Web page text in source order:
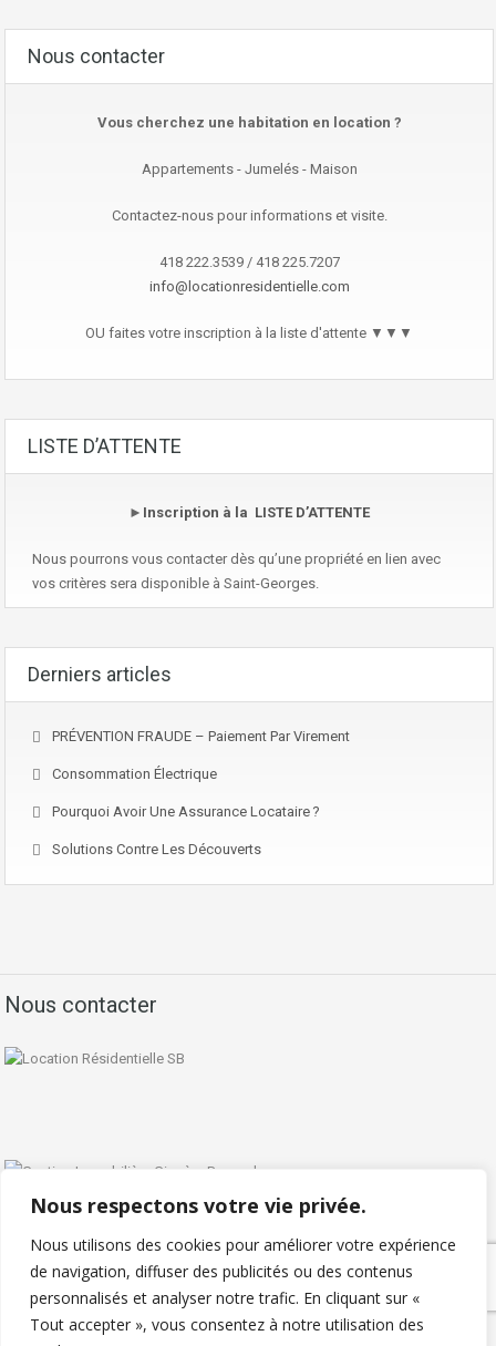
Nous respectons votre vie privée.
Nous utilisons des cookies pour améliorer votre expérience
de navigation, diffuser des publicités ou des contenus
personnalisés et analyser notre trafic. En cliquant sur «
Tout accepter », vous consentez à notre utilisation des
Nous contacter
Vous cherchez une habitation en location ?
Appartements - Jumelés - Maison
Contactez-nous pour informations et visite.
418 222.3539 / 418 225.7207
info@locationresidentielle.com
OU faites votre inscription à la liste d'attente ▼▼▼
LISTE D’ATTENTE
► Inscription à la LISTE D’ATTENTE
Nous pourrons vous contacter dès qu’une propriété en lien avec
vos critères sera disponible à Saint-Georges.
Derniers articles
PRÉVENTION FRAUDE – Paiement Par Virement
Consommation Électrique
Pourquoi Avoir Une Assurance Locataire ?
Solutions Contre Les Découverts
Nous contacter
Politique de confidentialité
Copyright © 2026 - Locationresidentielle.com - Tous droits réservés